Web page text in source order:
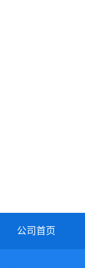
公司首页